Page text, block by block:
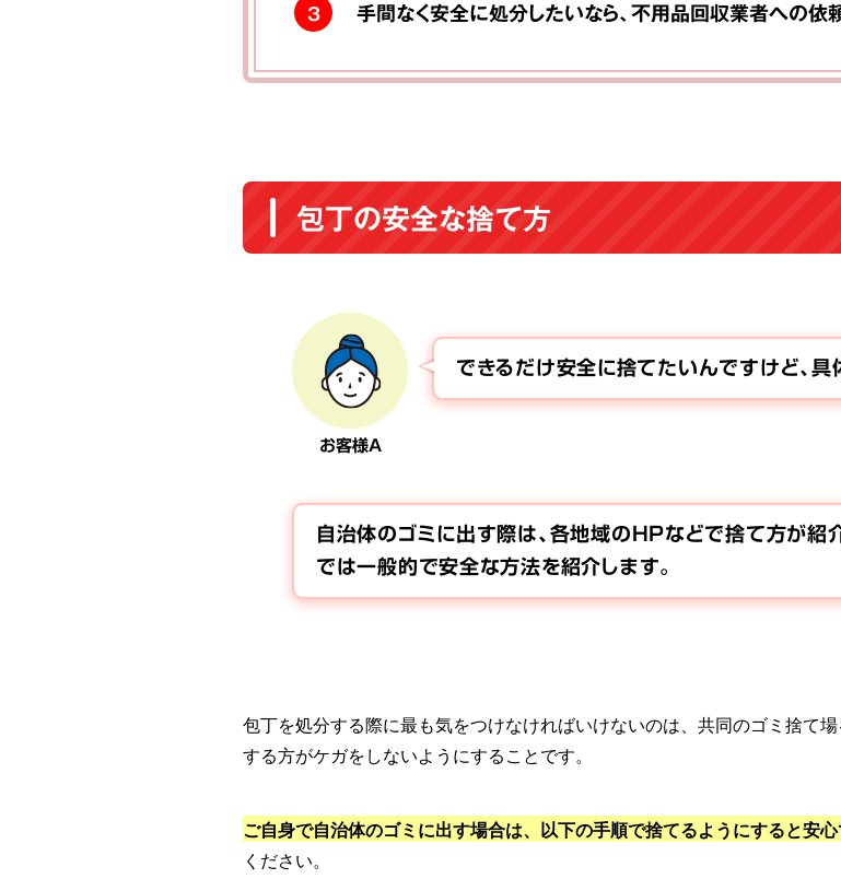
3 手間なく安全に処分したいなら、不用品回収業者への依
包丁の安全な捨て方
お客様A
できるだけ安全に捨てたいんですけど、具
自治体のゴミに出す際は、各地域のHPなどで捨て方が紹
では一般的で安全な方法を紹介します。
包丁を処分する際に最も気をつけなければいけないのは、共同のゴミ捨て
する方がケガをしないようにすることです。
ご自身で自治体のゴミに出す場合は、以下の手順で捨てるようにすると安心
ください。